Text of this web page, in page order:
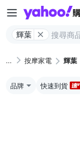
輝葉
按摩家電 輝葉
品牌 快速到貨